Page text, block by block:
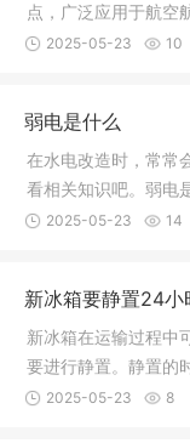
点，广泛应用于航空
域。那么
2025-05-23 10
弱电是什么
在水电改造时，常常
看相关知识吧。弱电
系统，通
2025-05-23 14
新冰箱要静置24
新冰箱在运输过程中
要进行静置。静置的
的冷媒沉
2025-05-23 8